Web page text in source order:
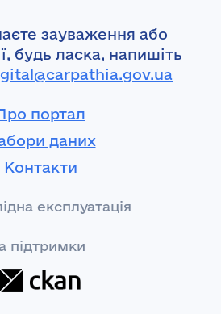
зауваження або
будь ласка, напишіть
портал
даних
Контакти
експлуатація
підтримки